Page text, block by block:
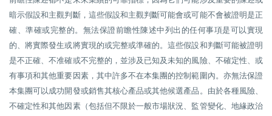
暗示假設和主觀判斷，這些假設和主觀判斷可能會或可能不會被證明是正
確、準確或完整的。無法保證前瞻性陳述中列出的任何事項是可以實現
的、將實際發生或將實現的或完整或準確的。這些假設和判斷可能被證明
是不正確、不准確或不完整的，並涉及已知及未知的風險、不確定性、或
有事項和其他重要因素，其中許多不在本集團的控制範圍內。亦無法保證
本集團可以成功開發或銷售其核心產品或其他候選產品。由於各種風險、
不確定性和其他因素（包括但不限於一般市場狀況、監管變化、地緣政治